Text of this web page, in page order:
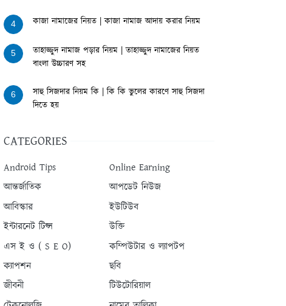
4 কাজা নামাজের নিয়ত | কাজা নামাজ আদায় করার নিয়ম
5
তাহাজ্জুদ নামাজ পড়ার নিয়ম | তাহাজ্জুদ নামাজের নিয়ত
বাংলা উচ্চারণ সহ
6
সাহু সিজদার নিয়ম কি | কি কি ভুলের কারণে সাহু সিজদা
দিতে হয়
CATEGORIES
Android Tips
Online Earning
আন্তর্জাতিক
আপডেট নিউজ
আবিস্কার
ইউটিউব
ইন্টারনেট টিপ্স
উক্তি
এস ই ও ( S E O)
কম্পিউটার ও ল্যাপটপ
ক্যাপশন
ছবি
জীবনী
টিউটোরিয়াল